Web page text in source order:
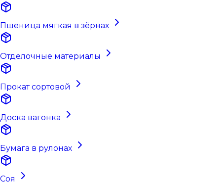
Пшеница мягкая в зёрнах
Отделочные материалы
Прокат сортовой
Доска вагонка
Бумага в рулонах
Соя